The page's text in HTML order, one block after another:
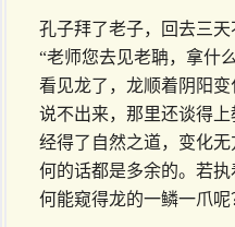
孔子拜了老子，回去三天
“老师您去见老聃，拿什
看见龙了，龙顺着阴阳
说不出来，那里还谈得
经得了自然之道，变化
何的话都是多余的。若
何能窥得龙的一鳞一爪呢